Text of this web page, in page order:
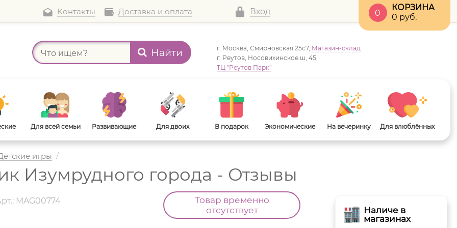
Контакты Доставка и оплата Вход
КОРЗИНА
0 руб.
0
Найти г. Москва, Смирновская 25с7, Магазин-склад
г. Реутов, Носовихинское ш, 45,
ТЦ "Реутов Парк"
Для всей семьи Развивающие Для двоих В подарок Экономические На вечеринку Для влюблённых
В дорогу
игры /
Изумрудного города - Отзывы
Наличе в
магазинах
MAG00774
Товар временно
отсутствует